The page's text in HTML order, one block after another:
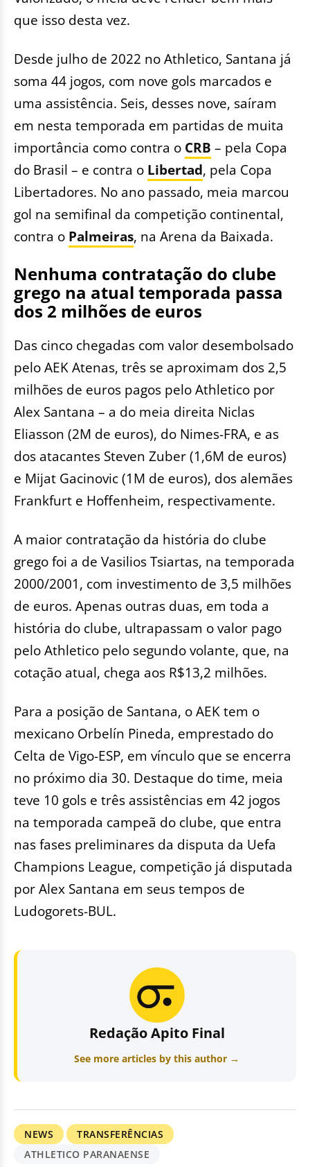
que isso desta vez.
Desde julho de 2022 no Athletico, Santana já
soma 44 jogos, com nove gols marcados e
uma assistência. Seis, desses nove, saíram
em nesta temporada em partidas de muita
importância como contra o CRB – pela Copa
do Brasil – e contra o Libertad, pela Copa
Libertadores. No ano passado, meia marcou
gol na semifinal da competição continental,
contra o Palmeiras, na Arena da Baixada.
Nenhuma contratação do clube
grego na atual temporada passa
dos 2 milhões de euros
Das cinco chegadas com valor desembolsado
pelo AEK Atenas, três se aproximam dos 2,5
milhões de euros pagos pelo Athletico por
Alex Santana – a do meia direita Niclas
Eliasson (2M de euros), do Nimes-FRA, e as
dos atacantes Steven Zuber (1,6M de euros)
e Mijat Gacinovic (1M de euros), dos alemães
Frankfurt e Hoffenheim, respectivamente.
A maior contratação da história do clube
grego foi a de Vasilios Tsiartas, na temporada
2000/2001, com investimento de 3,5 milhões
de euros. Apenas outras duas, em toda a
história do clube, ultrapassam o valor pago
pelo Athletico pelo segundo volante, que, na
cotação atual, chega aos R$13,2 milhões.
Para a posição de Santana, o AEK tem o
mexicano Orbelín Pineda, emprestado do
Celta de Vigo-ESP, em vínculo que se encerra
no próximo dia 30. Destaque do time, meia
teve 10 gols e três assistências em 42 jogos
na temporada campeã do clube, que entra
nas fases preliminares da disputa da Uefa
Champions League, competição já disputada
por Alex Santana em seus tempos de
Ludogorets-BUL.
Redação Apito Final
See more articles by this author →
NEWS
TRANSFERÊNCIAS
ATHLETICO PARANAENSE